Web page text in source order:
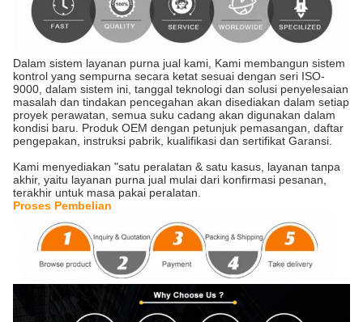
Dalam sistem layanan purna jual kami, Kami membangun sistem
kontrol yang sempurna secara ketat sesuai dengan seri ISO-
9000, dalam sistem ini, tanggal teknologi dan solusi penyelesaian
masalah dan tindakan pencegahan akan disediakan dalam setiap
proyek perawatan, semua suku cadang akan digunakan dalam
kondisi baru. Produk OEM dengan petunjuk pemasangan, daftar
pengepakan, instruksi pabrik, kualifikasi dan sertifikat Garansi.
Kami menyediakan "satu peralatan & satu kasus, layanan tanpa
akhir, yaitu layanan purna jual mulai dari konfirmasi pesanan,
terakhir untuk masa pakai peralatan.
Proses Pembelian